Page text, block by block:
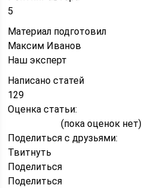
5
Материал подготовил
Максим Иванов
Наш эксперт
Написано статей
129
Оценка статьи:
(пока оценок нет)
Поделиться с друзьями:
Твитнуть
Поделиться
Поделиться